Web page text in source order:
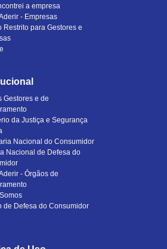
a empresa
- Empresas
Restrito para Gestores e
Gestores e de
da Justiça e Segurança
Nacional do Consumidor
Nacional de Defesa do
- Órgãos de
de Defesa do Consumidor